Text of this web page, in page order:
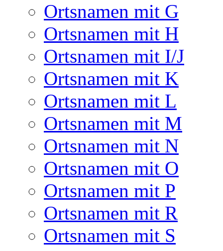
Ortsnamen mit G
Ortsnamen mit H
Ortsnamen mit I/J
Ortsnamen mit K
Ortsnamen mit L
Ortsnamen mit M
Ortsnamen mit N
Ortsnamen mit O
Ortsnamen mit P
Ortsnamen mit R
Ortsnamen mit S